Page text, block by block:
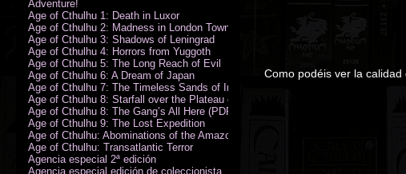
Como podéis ver la
Adventure!
Age of Cthulhu 1: Death in Luxor
Age of Cthulhu 2: Madness in London Town
Age of Cthulhu 3: Shadows of Leningrad
Age of Cthulhu 4: Horrors from Yuggoth
Age of Cthulhu 5: The Long Reach of Evil
Age of Cthulhu 6: A Dream of Japan
Age of Cthulhu 7: The Timeless Sands of India
Age of Cthulhu 8: Starfall over the Plateau of Leng
Age of Cthulhu 8: The Gang’s All Here (PDF)
Age of Cthulhu 9: The Lost Expedition
Age of Cthulhu: Abominations of the Amazon
Age of Cthulhu: Transatlantic Terror
Agencia especial 2ª edición
Agencia especial edición de coleccionista